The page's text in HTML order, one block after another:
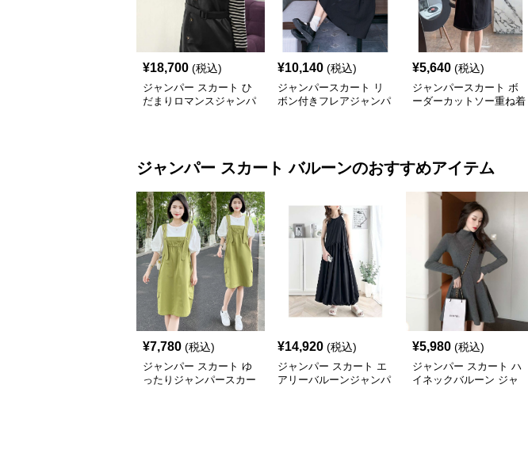
¥18,700 (税込)
ジャンパー スカート ひ
だまりロマンスジャンパ
¥10,140 (税込)
ジャンパースカート リ
ボン付きフレアジャンパ
¥5,640 (税込)
ジャンパースカート ボ
ーダーカットソー重ね着
ジャンパー スカート バルーンのおすすめアイテム
¥7,780 (税込)
ジャンパー スカート ゆ
ったりジャンパースカー
¥14,920 (税込)
ジャンパー スカート エ
アリーバルーンジャンパ
¥5,980 (税込)
ジャンパー スカート ハ
イネックバルーン ジャ